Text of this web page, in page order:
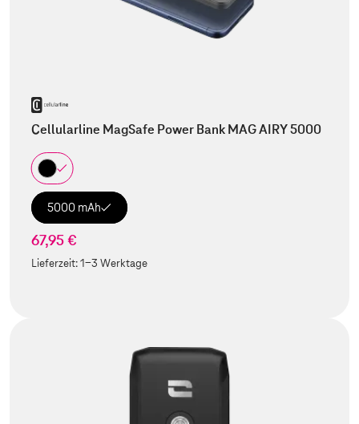
Cellularline MagSafe Power Bank MAG AIRY 5000
5000 mAh
67,95 €
Lieferzeit:1-3 Werktage